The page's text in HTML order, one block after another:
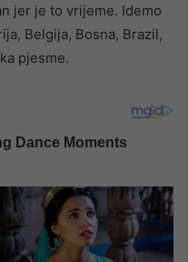
jer je to vrijeme. Idemo
Belgija, Bosna, Brazil,
pjesme.